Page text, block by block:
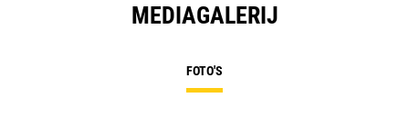
MEDIAGALERIJ
FOTO'S